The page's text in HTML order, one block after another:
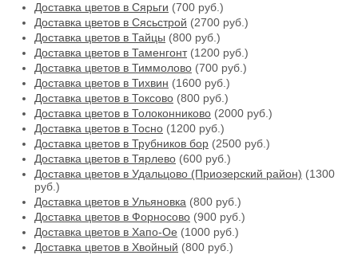
Доставка цветов в Сярьги (700 руб.)
Доставка цветов в Сясьстрой (2700 руб.)
Доставка цветов в Тайцы (800 руб.)
Доставка цветов в Таменгонт(1200 руб.)
Доставка цветов в Тиммолово (700 руб.)
Доставка цветов в Тихвин (1600 руб.)
Доставка цветов в Токсово (800 руб.)
Доставка цветов в Толоконниково (2000 руб.)
Доставка цветов в Тосно (1200 руб.)
Доставка цветов в Трубников бор (2500 руб.)
Доставка цветов в Тярлево (600 руб.)
Доставка цветов в Удальцово (Приозерский район) (1300
руб.)
Доставка цветов в Ульяновка (800 руб.)
Доставка цветов в Форносово (900 руб.)
Доставка цветов в Хапо-Ое (1000 руб.)
Доставка цветов в Хвойный (800 руб.)